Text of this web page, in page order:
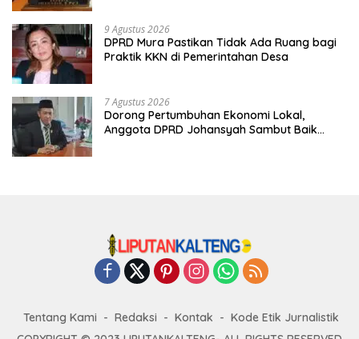
9 Agustus 2026
DPRD Mura Pastikan Tidak Ada Ruang bagi
Praktik KKN di Pemerintahan Desa
7 Agustus 2026
Dorong Pertumbuhan Ekonomi Lokal,
Anggota DPRD Johansyah Sambut Baik
Tentang Kami Redaksi Kontak
Kode Etik Jurnalistik